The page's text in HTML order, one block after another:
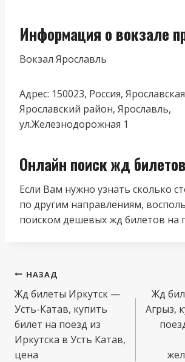
Информация о вокзале
Вокзал Ярославль
Адрес: 150023, Россия,
Ярославский район, Ярославль,
ул.Железнодорожная 1
Онлайн поиск жд билетов
Если Вам нужно узнать сколько
по другим направлениям,
поиском дешевых жд билетов на
Навигация
по
записям
НАЗАД
Жд билеты Иркутск —
Усть-Катав, купить
билет на поезд из
Иркутска в Усть Катав,
цена
Жд
Агрыз,